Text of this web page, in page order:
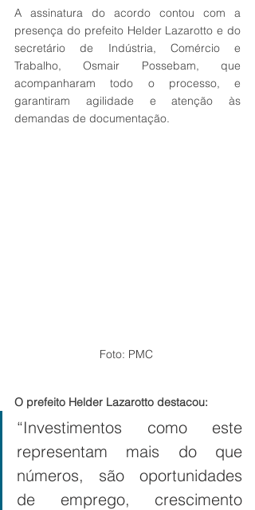
A assinatura do acordo contou com a
presença do prefeito Helder Lazarotto e do
secretário de Indústria, Comércio e
Trabalho, Osmair Possebam, que
acompanharam todo o processo, e
garantiram agilidade e atenção às
demandas de documentação.
Foto: PMC
O prefeito Helder Lazarotto destacou:
“Investimentos como este
representam mais do que
números, são oportunidades
de emprego, crescimento